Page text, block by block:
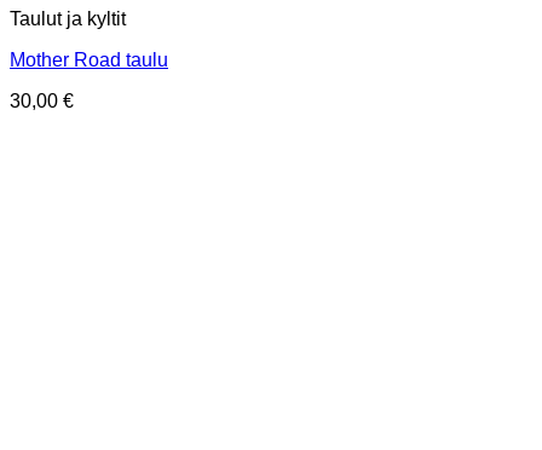
Taulut ja kyltit
Mother Road taulu
30,00 €